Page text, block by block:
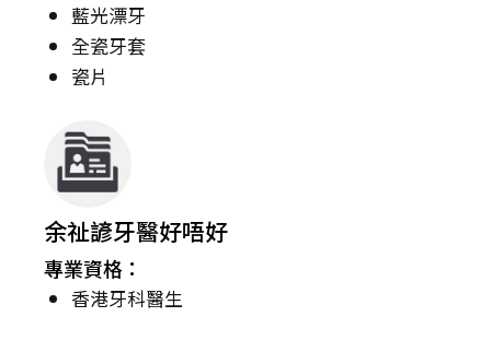
藍光漂牙
全瓷牙套
瓷片
余祉諺牙醫好唔好
專業資格：
香港牙科醫生